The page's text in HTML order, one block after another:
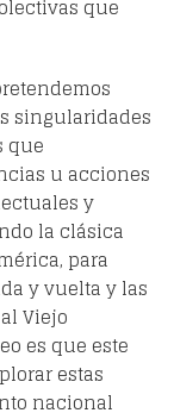
que
singularidades
que
u acciones
y
la clásica
para
y vuelta y las
Viejo
es que este
estas
nacional